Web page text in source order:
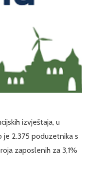
izvještaja, u
je 2.375 poduzetnika s
zaposlenih za 3,1%